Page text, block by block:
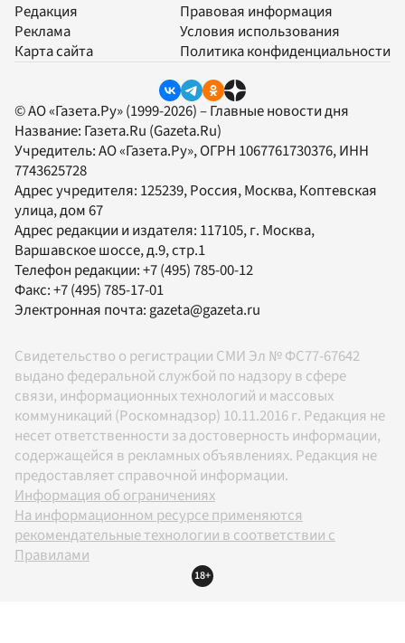
Редакция
Реклама
Карта сайта
Правовая информация
Условия использования
Политика конфиденциальности
© АО «Газета.Ру» (1999-2026) – Главные новости дня
Название: Газета.Ru (Gazeta.Ru)
Учредитель:АО «Газета.Ру», ОГРН 1067761730376, ИНН
7743625728
Адрес учредителя: 125239, Россия, Москва, Коптевская
улица, дом 67
Адрес редакции и издателя: 117105, г. Москва,
Варшавское шоссе, д.9, стр.1
Телефон редакции:+7 (495) 785-00-12
Факс:+7 (495) 785-17-01
Электронная почта:gazeta@gazeta.ru
Свидетельство о регистрации СМИ Эл № ФС77-67642
выдано федеральной службой по надзору в сфере
связи, информационных технологий и массовых
коммуникаций (Роскомнадзор) 10.11.2016 г. Редакция не
несет ответственности за достоверность информации,
содержащейся в рекламных объявлениях. Редакция не
предоставляет справочной информации.
Информация об ограничениях
На информационном ресурсе применяются
рекомендательные технологии в соответствии с
Правилами
18+